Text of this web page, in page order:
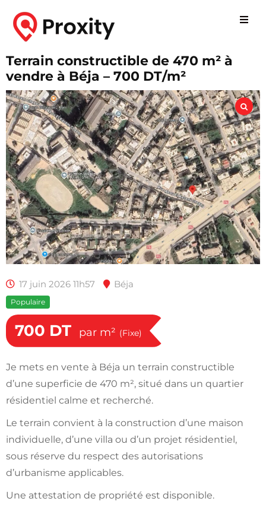
Terrain constructible de 470 m² à
vendre à Béja – 700 DT/m²
17 juin 2026 11h57 Béja
Populaire
700 DT par m² (Fixe)
Je mets en vente à Béja un terrain constructible
d’une superficie de 470 m², situé dans un quartier
résidentiel calme et recherché.
Le terrain convient à la construction d’une maison
individuelle, d’une villa ou d’un projet résidentiel,
sous réserve du respect des autorisations
d’urbanisme applicables.
Une attestation de propriété est disponible.